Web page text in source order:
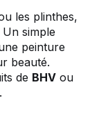
les plinthes,
Un simple
peinture
beauté.
de BHV ou